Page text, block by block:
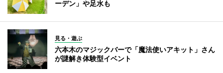
ーデン」や足水も
見る・遊ぶ
六本木のマジックバーで「魔法使いアキット」さん
が謎解き体験型イベント